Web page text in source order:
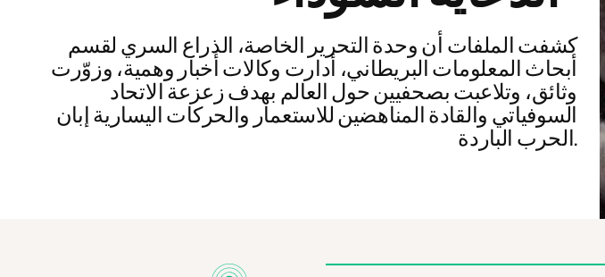
كشفت الملفات أن وحدة التحرير الخاصة، الذراع السري لقسم
أبحاث المعلومات البريطاني، أدارت وكالات أخبار وهمية، وزوّرت
وثائق، وتلاعبت بصحفيين حول العالم بهدف زعزعة الاتحاد
السوفياتي والقادة المناهضين للاستعمار والحركات اليسارية إبان
الحرب الباردة.